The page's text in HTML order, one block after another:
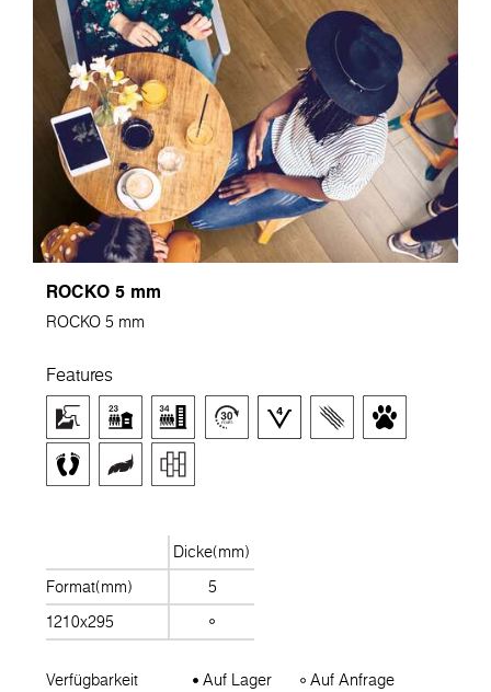
ROCKO 5 mm
ROCKO 5 mm
Features
Dicke(mm)
Format(mm)
5
1210x295
Verfügbarkeit Auf Lager Auf Anfrage